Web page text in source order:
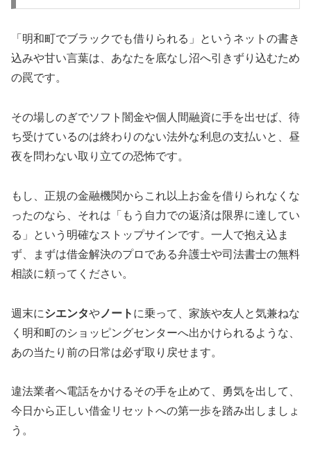
「明和町でブラックでも借りられる」というネットの書き
込みや甘い言葉は、あなたを底なし沼へ引きずり込むため
の罠です。
その場しのぎでソフト闇金や個人間融資に手を出せば、待
ち受けているのは終わりのない法外な利息の支払いと、昼
夜を問わない取り立ての恐怖です。
もし、正規の金融機関からこれ以上お金を借りられなくな
ったのなら、それは「もう自力での返済は限界に達してい
る」という明確なストップサインです。一人で抱え込ま
ず、まずは借金解決のプロである弁護士や司法書士の無料
相談に頼ってください。
週末にシエンタや ノート に乗って、家族や友人と気兼ねな
く明和町のショッピングセンターへ出かけられるような、
あの当たり前の日常は必ず取り戻せます。
違法業者へ電話をかけるその手を止めて、勇気を出して、
今日から正しい借金リセットへの第一歩を踏み出しましょ
う。